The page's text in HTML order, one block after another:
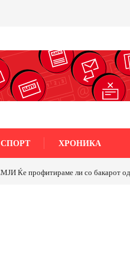
СПОРТ ХРОНИКА